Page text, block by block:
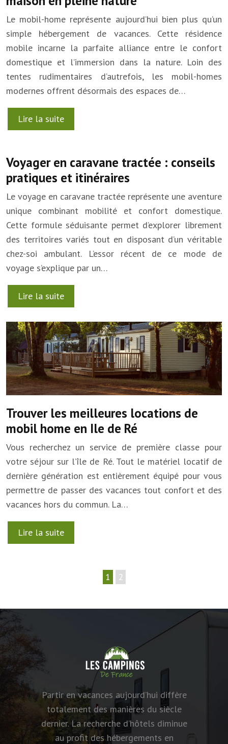
Le mobil-home représente aujourd’hui bien plus qu’un
simple hébergement de vacances. Cette résidence
mobile incarne la parfaite alliance entre le confort
domestique et l’immersion dans la nature. Loin des
tentes rudimentaires d’autrefois, les mobil-homes
modernes offrent désormais des espaces de…
Lire la suite
Voyager en caravane tractée : conseils
pratiques et itinéraires
Le voyage en caravane tractée représente une aventure
unique combinant mobilité et confort domestique.
Cette formule séduisante permet d’explorer librement
des territoires variés tout en disposant d’un véritable
chez-soi ambulant. L’essor récent de ce mode de
voyage s’explique par un…
Lire la suite
Trouver les meilleures locations de
mobil home en Ile de Ré
Vous recherchez un service de première classe pour
votre séjour sur l’île de Ré. Tout le matériel locatif de
dernière génération est entièrement équipé pour vous
permettre de passer des vacances tout confort et des
vacances hors du commun. La…
Lire la suite
1 2
Partir en vacances aujourd’hui diffère
totalement des manières du siècle
dernier. La recherche d’hôtels diminue
au profit des hébergements en